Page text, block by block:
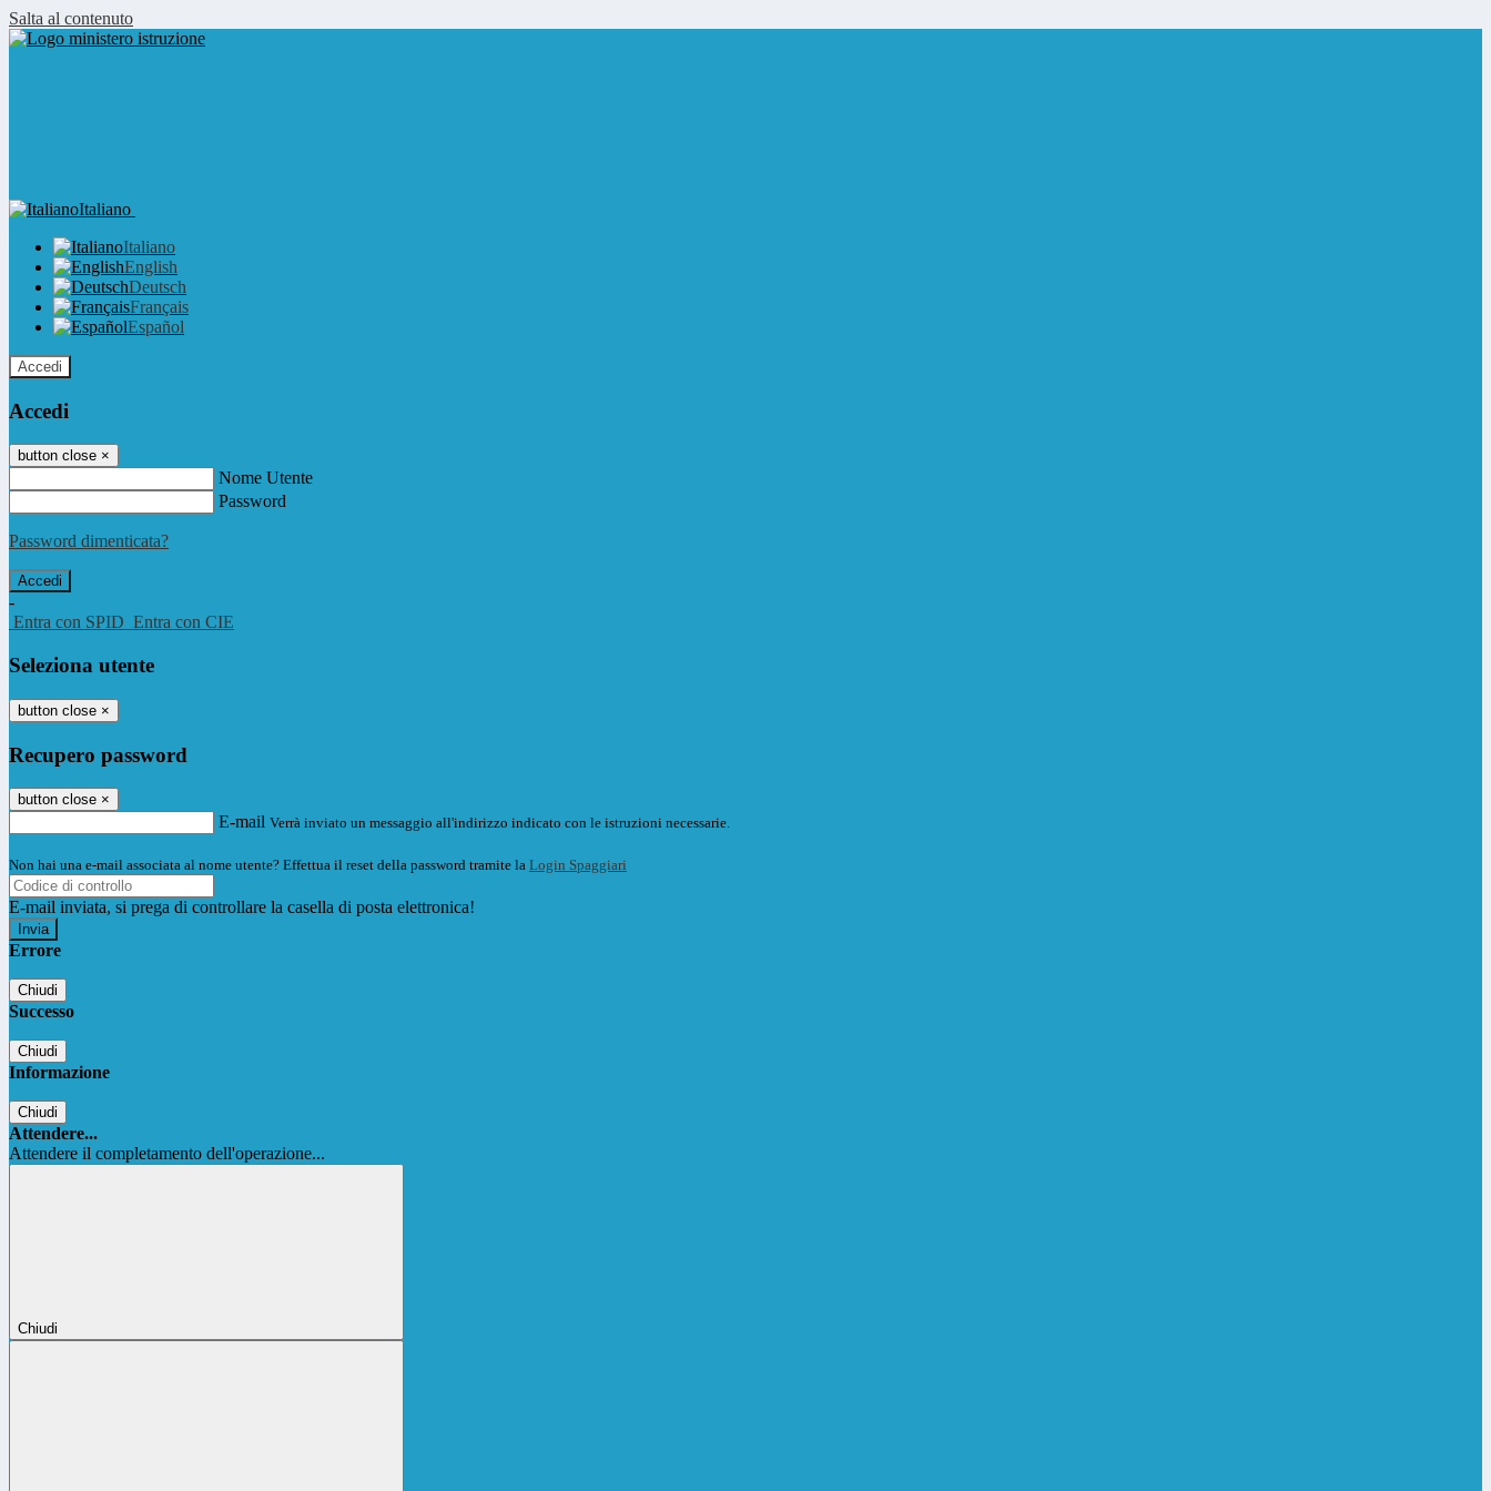
Salta al contenuto
Italiano
Italiano
English
Deutsch
Français
Español
Accedi
Accedi
button close ×
Nome Utente
Password
Password dimenticata?
-
Entra con SPID Entra con CIE
Seleziona utente
button close ×
Recupero password
button close ×
E-mail Verrà inviato un messaggio all'indirizzo indicato con le istruzioni necessarie.
Non hai una e-mail associata al nome utente? Effettua il reset della password tramite la Login Spaggiari
E-mail inviata, si prega di controllare la casella di posta elettronica!
Errore
Chiudi
Successo
Chiudi
Informazione
Chiudi
Attendere...
Attendere il completamento dell'operazione...
Chiudi